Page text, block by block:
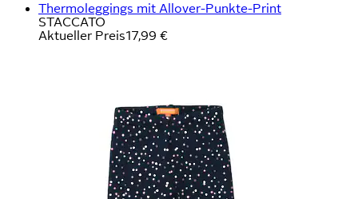
Thermoleggings mit Allover-Punkte-Print
STACCATO
Aktueller Preis17,99 €